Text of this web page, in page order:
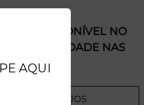
DÍSPONÍVEL NO
NAS
DE DESEJOS